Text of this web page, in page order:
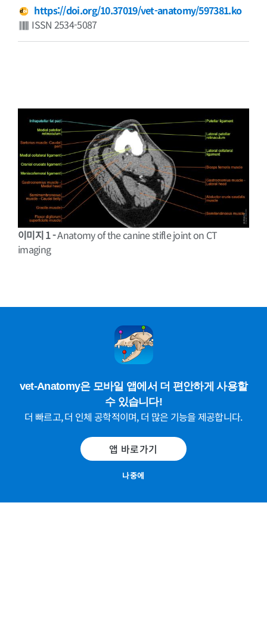
vet-Anatomy은 모바일 앱에서 더 편안하게 사용할
수 있습니다!
더 빠르고, 더 인체 공학적이며, 더 많은 기능을 제공합니다.
앱 바로가기
나중에
https://doi.org/10.37019/vet-anatomy/597381.ko
ISSN 2534-5087
이미지 1 -Anatomy of the canine stifle joint on CT
imaging
Anatomy of the canine stifle joint on CT
imaging : Muscles, Tendons, Ligaments